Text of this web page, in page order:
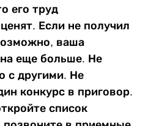
его труд
Если не получил
ваша
еще больше. Не
с другими. Не
конкурс в приговор.
список